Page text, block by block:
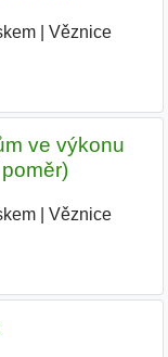
|
Věznice
ve výkonu
|
Věznice